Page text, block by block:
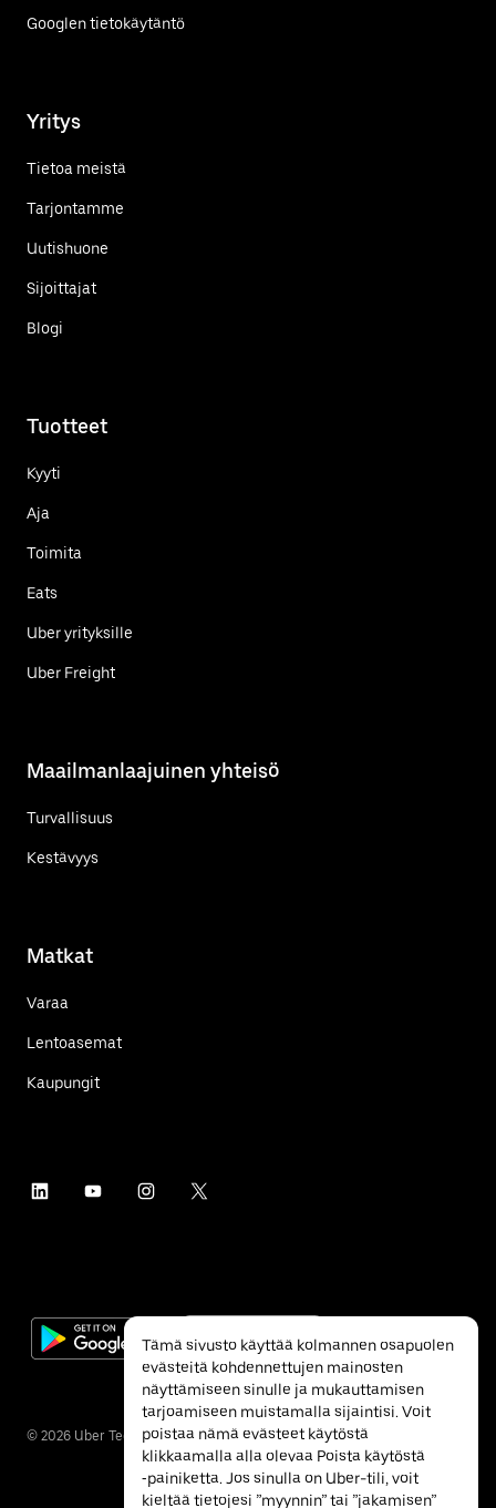
Googlen tietokäytäntö
Yritys
Tietoa meistä
Tarjontamme
Uutishuone
Sijoittajat
Blogi
Tuotteet
Kyyti
Aja
Toimita
Eats
Uber yrityksille
Uber Freight
Maailmanlaajuinen yhteisö
Turvallisuus
Kestävyys
Matkat
Varaa
Lentoasemat
Kaupungit
© 2026 Uber Technologies Inc.
Tämä sivusto käyttää kolmannen osapuolen
evästeitä kohdennettujen mainosten
näyttämiseen sinulle ja mukauttamisen
tarjoamiseen muistamalla sijaintisi. Voit
poistaa nämä evästeet käytöstä
klikkaamalla alla olevaa Poista käytöstä
‐painiketta. Jos sinulla on Uber-tili, voit
kieltää tietojesi ”myynnin” tai ”jakamisen”